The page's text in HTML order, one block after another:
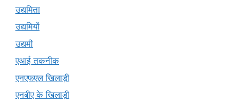
उद्यमिता
उद्यमियों
उद्यमी
एआई तकनीक
एनएफएल खिलाड़ी
एनबीए के खिलाड़ी